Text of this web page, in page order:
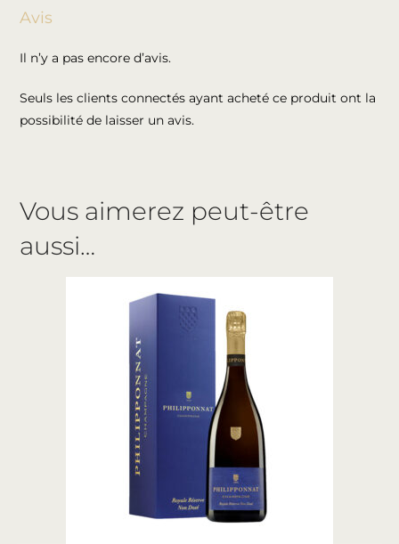
Avis
Il n’y a pas encore d’avis.
Seuls les clients connectés ayant acheté ce produit ont la
possibilité de laisser un avis.
Vous aimerez peut-être
aussi…